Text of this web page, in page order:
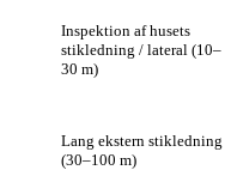
Inspektion af husets
stikledning / lateral (10–
30 m)
Lang ekstern stikledning
(30–100 m)